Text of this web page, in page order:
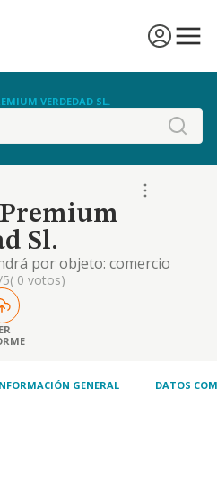
VERDEDAD SL.
Sl.
por objeto: comercio
alimentación, bebidas,
principal: comercio al por
lácteos, huevos, aceites
( 0 votos)
GENERAL DATOS